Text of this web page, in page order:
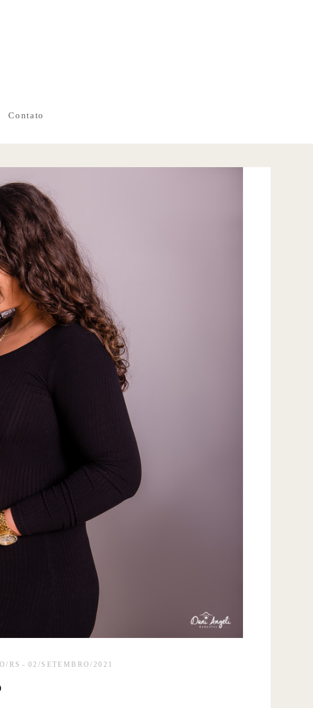
Contato
RS 02/SETEMBRO/2021